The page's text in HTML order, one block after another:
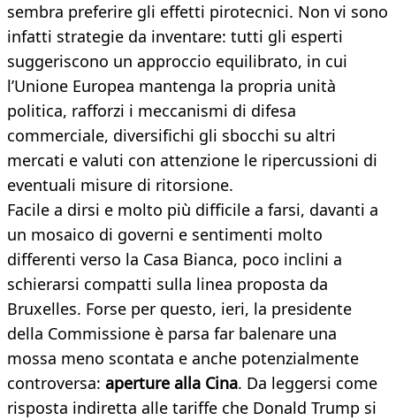
sembra preferire gli effetti pirotecnici. Non vi sono
infatti strategie da inventare: tutti gli esperti
suggeriscono un approccio equilibrato, in cui
l’Unione Europea mantenga la propria unità
politica, rafforzi i meccanismi di difesa
commerciale, diversifichi gli sbocchi su altri
mercati e valuti con attenzione le ripercussioni di
eventuali misure di ritorsione.
Facile a dirsi e molto più difficile a farsi, davanti a
un mosaico di governi e sentimenti molto
differenti verso la Casa Bianca, poco inclini a
schierarsi compatti sulla linea proposta da
Bruxelles. Forse per questo, ieri, la presidente
della Commissione è parsa far balenare una
mossa meno scontata e anche potenzialmente
controversa: aperture alla Cina. Da leggersi come
risposta indiretta alle tariffe che Donald Trump si